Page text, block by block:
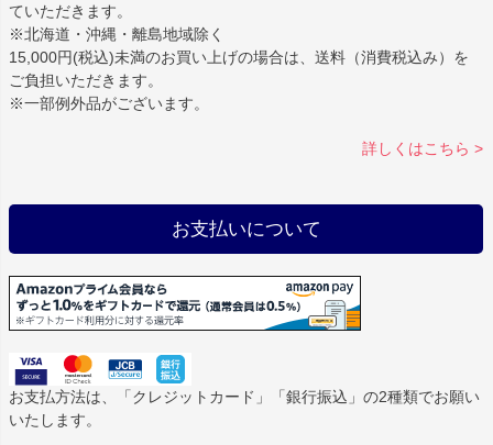
ていただきます。
※北海道・沖縄・離島地域除く
15,000円(税込)未満のお買い上げの場合は、送料（消費税込み）を
ご負担いただきます。
※一部例外品がございます。
詳しくはこちら >
お支払いについて
お支払方法は、「クレジットカード」「銀行振込」の2種類でお願い
いたします。